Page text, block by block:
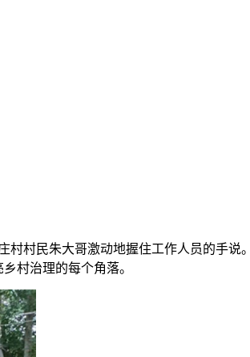
村村民朱大哥激动地握住工作人员的手说
村治理的每个角落。